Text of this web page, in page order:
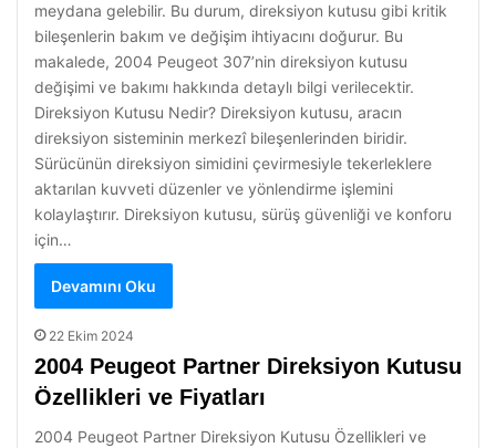
meydana gelebilir. Bu durum, direksiyon kutusu gibi kritik
bileşenlerin bakım ve değişim ihtiyacını doğurur. Bu
makalede, 2004 Peugeot 307’nin direksiyon kutusu
değişimi ve bakımı hakkında detaylı bilgi verilecektir.
Direksiyon Kutusu Nedir? Direksiyon kutusu, aracın
direksiyon sisteminin merkezî bileşenlerinden biridir.
Sürücünün direksiyon simidini çevirmesiyle tekerleklere
aktarılan kuvveti düzenler ve yönlendirme işlemini
kolaylaştırır. Direksiyon kutusu, sürüş güvenliği ve konforu
için…
Devamını Oku
22 Ekim 2024
2004 Peugeot Partner Direksiyon Kutusu
Özellikleri ve Fiyatları
2004 Peugeot Partner Direksiyon Kutusu Özellikleri ve